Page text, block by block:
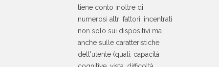
tiene conto inoltre di
numerosi altri fattori, incentrati
non solo sui dispositivi ma
anche sulle caratteristiche
dell'utente (quali: capacità